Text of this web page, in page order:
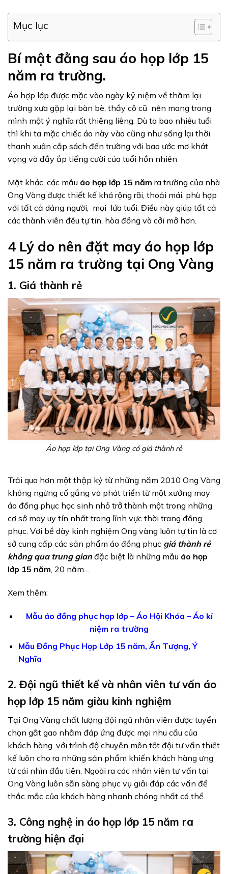
Mục lục
Bí mật đằng sau áo họp lớp 15
năm ra trường.
Áo hợp lớp được mặc vào ngày kỷ niệm về thăm lại
trường xưa gặp lại bàn bè, thầy cô cũ nên mang trong
mình một ý nghĩa rất thiêng liêng. Dù ta bao nhiêu tuổi
thì khi ta mặc chiếc áo này vào cũng như sống lại thời
thanh xuân cắp sách đến trường với bao ước mơ khát
vọng và đầy ắp tiếng cười của tuổi hồn nhiên
Mặt khác, các mẫu áo họp lớp 15 năm ra trường của nhà
Ong Vàng được thiết kế khá rộng rãi, thoải mái, phù hợp
với tất cả dáng người, mọi lứa tuổi. Điều này giúp tất cả
các thành viên đều tự tin, hòa đồng và cởi mở hơn.
4 Lý do nên đặt may áo họp lớp
15 năm ra trường tại Ong Vàng
1. Giá thành rẻ
Áo họp lớp tại Ong Vàng có giá thành rẻ
Trải qua hơn một thập kỷ từ những năm 2010 Ong Vàng
không ngừng cố gắng và phát triển từ một xưởng may
áo đồng phục học sinh nhỏ trở thành một trong những
cơ sở may uy tín nhất trong lĩnh vực thời trang đồng
phục. Vơi bề dày kinh nghiệm Ong vàng luôn tự tin là cơ
sở cung cấp các sản phẩm áo đồng phục giá thành rẻ
không qua trung gian đặc biệt là những mẫu áo họp
lớp 15 năm, 20 năm…
Xem thêm:
Mẫu áo đồng phục họp lớp – Áo Hội Khóa – Áo kỉ
niệm ra trường
Mẫu Đồng Phục Họp Lớp 15 năm, Ấn Tượng, Ý
Nghĩa
2. Đội ngũ thiết kế và nhân viên tư vấn áo
họp lớp 15 năm giàu kinh nghiệm
Tại Ong Vàng chất lượng đội ngũ nhân viên được tuyển
chọn gắt gao nhằm đáp ứng được mọi nhu cầu của
khách hàng. với trình độ chuyên môn tốt đội tư vấn thiết
kế luôn cho ra những sản phẩm khiến khách hàng ưng
từ cái nhìn đầu tiên. Ngoài ra các nhân viên tư vấn tại
Ong Vàng luôn sẵn sàng phục vụ giải đáp các vấn đề
thắc mắc của khách hàng nhanh chóng nhất có thể.
3. Công nghệ in áo họp lớp 15 năm ra
trường hiện đại